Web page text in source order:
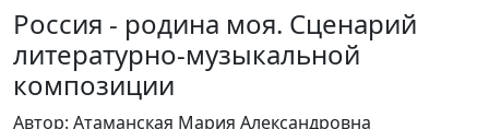
Россия - родина моя. Сценарий
литературно-музыкальной
композиции
Автор: Атаманская Мария Александровна